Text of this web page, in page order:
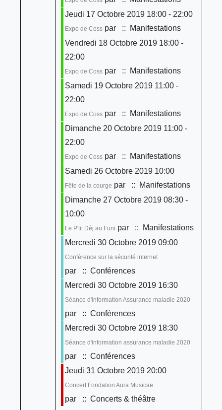
Jeudi 17 Octobre 2019 18:00 - 22:00
Expo de Cosspar
:: Manifestations
Vendredi 18 Octobre 2019 18:00 -
22:00
Expo de Cosspar
:: Manifestations
Samedi 19 Octobre 2019 11:00 -
22:00
Expo de Cosspar
:: Manifestations
Dimanche 20 Octobre 2019 11:00 -
22:00
Expo de Cosspar
:: Manifestations
Samedi 26 Octobre 2019 10:00
Fête de la courge par
:: Manifestations
Dimanche 27 Octobre 2019 08:30 -
10:00
Le P'tit Déj au Funi par
:: Manifestations
Mercredi 30 Octobre 2019 09:00
Conférence sur la sécurité internet
par
:: Conférences
Mercredi 30 Octobre 2019 16:30
Séance d'information Assurance maladie 2020
par
:: Conférences
Mercredi 30 Octobre 2019 18:30
Séance d'information assurance maladie 2020
par
:: Conférences
Jeudi 31 Octobre 2019 20:00
Concert Fondation Aura Musicae
par :: Concerts & théâtre